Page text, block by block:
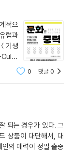
장에서 문화의 기원
직이는 데 그토록
중심으로 조명한다.
적인 사례들과 함께
기능 대신 당신의 신
다. 또한 이렇게 복음
고 의미를 만드는지
고 있는 세상에서 문
다. 마지막 7장에서
대한 이야기로 이 책
할 수 있는지뿐만 아
해야 한다는 것이다.
적으
럽과
기생
국의
알
0 댓글0
되는 경우가 있다. 그
상품이 대단해서, 대
의 매력이 정말 출중